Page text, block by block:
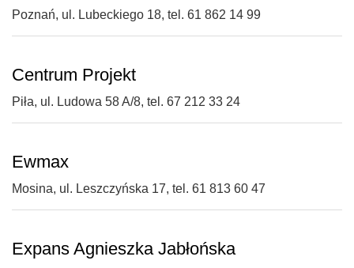
Poznań, ul. Lubeckiego 18, tel. 61 862 14 99
Centrum Projekt
Piła, ul. Ludowa 58 A/8, tel. 67 212 33 24
Ewmax
Mosina, ul. Leszczyńska 17, tel. 61 813 60 47
Expans Agnieszka Jabłońska